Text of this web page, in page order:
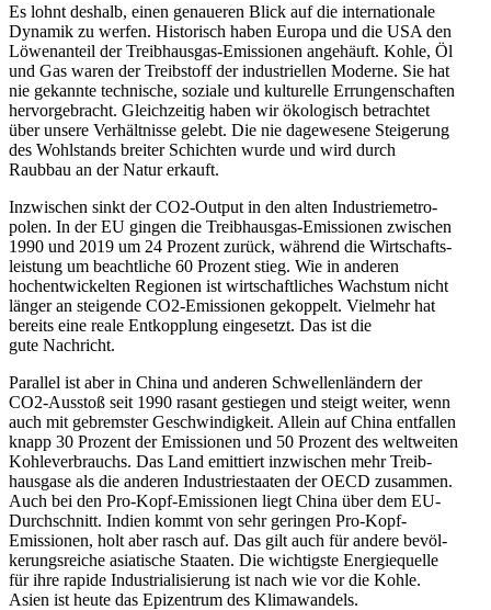
Es lohnt deshalb, einen genaueren Blick auf die inter­na­tionale
Dynamik zu werfen. Histo­risch haben Europa und die USA den
Löwen­anteil der Treib­hausgas-Emissionen angehäuft. Kohle, Öl
und Gas waren der Treib­stoff der indus­tri­ellen Moderne. Sie hat
nie gekannte technische, soziale und kultu­relle Errun­gen­schaften
hervor­ge­bracht. Gleich­zeitig haben wir ökolo­gisch betrachtet
über unsere Verhält­nisse gelebt. Die nie dagewesene Steigerung
des Wohlstands breiter Schichten wurde und wird durch
Raubbau an der Natur erkauft.
Inzwi­schen sinkt der CO2-Output in den alten Indus­trie­me­tro­
polen. In der EU gingen die Treib­hausgas-Emissionen zwischen
1990 und 2019 um 24 Prozent zurück, während die Wirtschafts­
leistung um beacht­liche 60 Prozent stieg. Wie in anderen
hochent­wi­ckelten Regionen ist wirtschaft­liches Wachstum nicht
länger an steigende CO2-Emissionen gekoppelt. Vielmehr hat
bereits eine reale Entkopplung einge­setzt. Das ist die
gute Nachricht.
Parallel ist aber in China und anderen Schwel­len­ländern der
CO2-Ausstoß seit 1990 rasant gestiegen und steigt weiter, wenn
auch mit gebremster Geschwin­digkeit. Allein auf China entfallen
knapp 30 Prozent der Emissionen und 50 Prozent des weltweiten
Kohle­ver­brauchs. Das Land emittiert inzwi­schen mehr Treib­
hausgase als die anderen Indus­trie­staaten der OECD zusammen.
Auch bei den Pro-Kopf-Emissionen liegt China über dem EU-
Durch­schnitt. Indien kommt von sehr geringen Pro-Kopf-
Emissionen, holt aber rasch auf. Das gilt auch für andere bevöl­
ke­rungs­reiche asiatische Staaten. Die wichtigste Energie­quelle
für ihre rapide Indus­tria­li­sierung ist nach wie vor die Kohle.
Asien ist heute das Epizentrum des Klimawandels.